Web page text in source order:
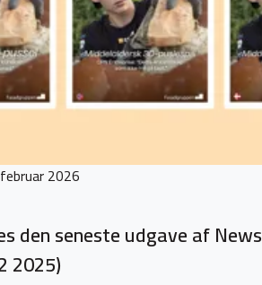
2026
den seneste udgave af News
2025)